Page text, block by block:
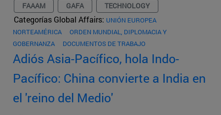
FAAAM
GAFA TECHNOLOGY
Categorías Global Affairs: UNIÓN EUROPEA
NORTEAMÉRICA
ORDEN MUNDIAL, DIPLOMACIA Y
GOBERNANZA
DOCUMENTOS DE TRABAJO
Adiós Asia-Pacífico, hola Indo-
Pacífico: China convierte a India en
el 'reino del Medio'